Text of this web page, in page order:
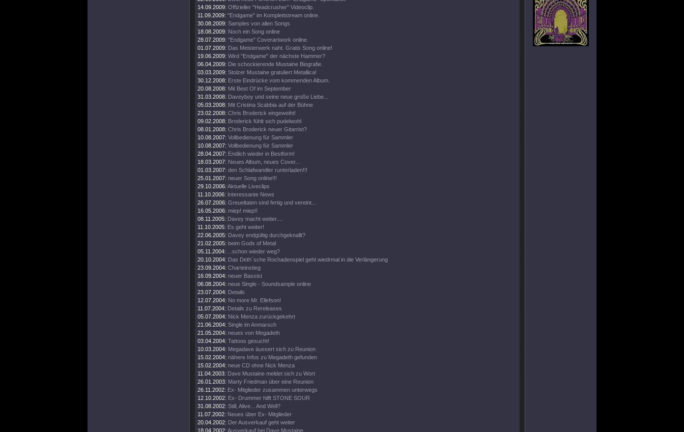
14.09.2009: Offizieller "Headcrusher" Videoclip.
11.09.2009: "Endgame" im Komplettstream online.
30.08.2009: Samples von allen Songs
18.08.2009: Noch ein Song online
28.07.2009: "Endgame" Coverartwork online.
01.07.2009: Das Meisterwerk naht. Gratis Song online!
19.06.2009: Wird "Endgame" der nächste Hammer?
06.04.2009: Die schockierende Mustaine Biografie.
03.03.2009: Stolzer Mustaine gratuliert Metallica!
30.12.2008: Erste Eindrücke vom kommenden Album.
20.08.2008: Mit Best Of im September
31.03.2008: Daveyboy und seine neue große Liebe...
05.03.2008: Mit Cristina Scabbia auf der Bühne
23.02.2008: Chris Broderick eingeweiht!
09.02.2008: Broderick fühlt sich pudelwohl
08.01.2008: Chris Broderick neuer Gitarrist?
10.08.2007: Vollbedienung für Sammler
10.08.2007: Vollbedienung für Sammler
28.04.2007: Endlich wieder in Bestform!
18.03.2007: Neues Album, neues Cover...
01.03.2007: den Schlafwandler runterladen!!!
25.01.2007: neuer Song online!!!
29.10.2006: Aktuelle Liveclips
11.10.2006: Interessante News
26.07.2006: Greueltaten sind fertig und vereint...
16.05.2006: miep! miep!!
08.11.2005: Davey macht weiter....
11.10.2005: Es geht weiter!
22.06.2005: Davey endgültig durchgeknallt?
21.02.2005: beim Gods of Metal
05.11.2004:
...schon wieder weg?
20.10.2004: Das Deth´sche Rochadenspiel geht wiedrmal in die Verlängerung
23.09.2004: Charteinstieg
16.09.2004: neuer Bassist
06.08.2004: neue Single - Soundsample online
23.07.2004: Details
12.07.2004: No more Mr. Ellefson!
11.07.2004: Details zu Rereleases
05.07.2004: Nick Menza zurückgekehrt
21.06.2004: Single im Anmarsch
21.05.2004: neues von Megadeth
03.04.2004: Tattoos gesucht!
10.03.2004: Megadave äussert sich zu Reunion
15.02.2004: nähere Infos zu Megadeth gefunden
15.02.2004: neue CD ohne Nick Menza
11.04.2003: Dave Mustaine meldet sich zu Wort
26.01.2003: Marty Friedman über eine Reunion
26.11.2002: Ex- Mitglieder zusammen unterwegs
12.10.2002: Ex- Drummer hilft STONE SOUR
31.08.2002: Still, Alive... And Well?
11.07.2002: Neues über Ex- Mitglieder
20.04.2002: Der Ausverkauf geht weiter
18.04.2002: Ausverkauf bei Dave Mustaine